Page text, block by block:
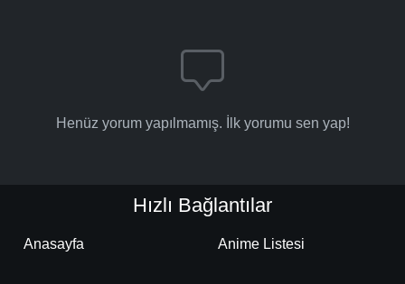
Henüz yorum yapılmamış. İlk yorumu sen yap!
Hızlı Bağlantılar
Anasayfa Anime Listesi